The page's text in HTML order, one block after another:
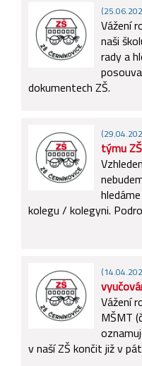
Vážení
naši
rady a
dokumentech ZŠ.
týmu ZŠ
kolegu / kolegyni.
Vážení
MŠMT
v naší ZŠ končit již v